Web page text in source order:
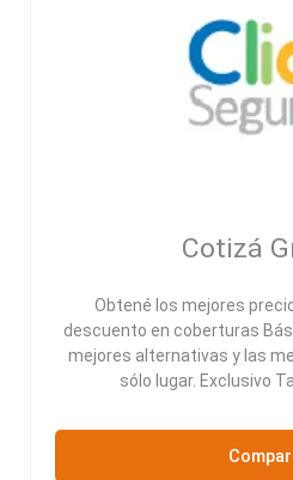
Cotizá
Obtené los mejores
descuento en coberturas
mejores alternativas y las
sólo lugar. Exclusivo